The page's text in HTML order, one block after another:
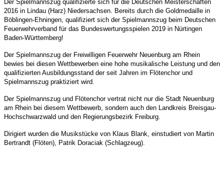
Der Spielmannszug qualifizierte sich für die Deutschen Meisterschaften
2016 in Lindau (Harz) Niedersachsen. Bereits durch die Goldmedaille in
Böblingen-Ehningen, qualifiziert sich der Spielmannszug beim Deutschen
Feuerwehrverband für das Bundeswertungsspielen 2019 in Nürtingen
Baden-Württemberg!
Der Spielmannszug der Freiwilligen Feuerwehr Neuenburg am Rhein
bewies bei diesen Wettbewerben eine hohe musikalische Leistung und den
qualifizierten Ausbildungsstand der seit Jahren im Flötenchor und
Spielmannszug praktiziert wird.
Der Spielmannszug und Flötenchor vertrat nicht nur die Stadt Neuenburg
am Rhein bei diesem Wettbewerb, sondern auch den Landkreis Breisgau-
Hochschwarzwald und den Regierungsbezirk Freiburg.
Dirigiert wurden die Musikstücke von Klaus Blank, einstudiert von Martin
Bertrandt (Flöten), Patrik Doraciak (Schlagzeug).